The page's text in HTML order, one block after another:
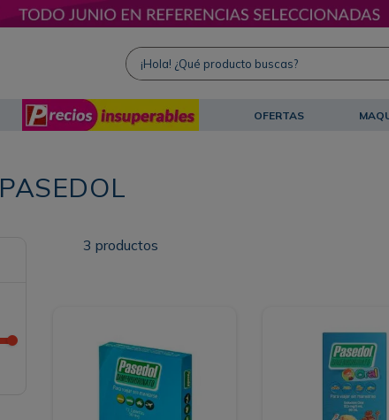
¡Hola! ¿Qué producto buscas?
OFERTAS
PASEDOL
3 productos